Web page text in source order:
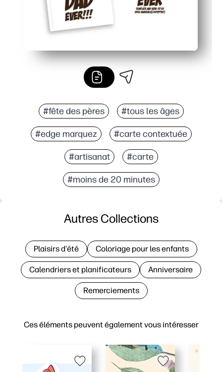
#fête des pères #tous les âges
#edge marquez #carte contextuée
#artisanat #carte
#moins de 20 minutes
Ces éléments peuvent également vous intéresser
Autres Collections
Plaisirs d'été Coloriage pour les enfants
Calendriers et planificateurs Anniversaire
Remerciements